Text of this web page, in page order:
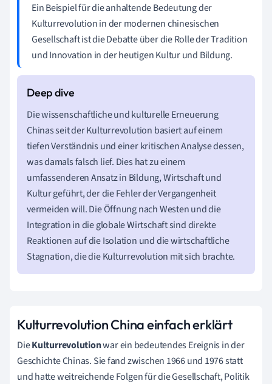
Ein Beispiel für die anhaltende Bedeutung der
Kulturrevolution in der modernen chinesischen
Gesellschaft ist die Debatte über die Rolle der Tradition
und Innovation in der heutigen Kultur und Bildung.
Die wissenschaftliche und kulturelle Erneuerung
Chinas seit der Kulturrevolution basiert auf einem
tiefen Verständnis und einer kritischen Analyse dessen,
was damals falsch lief. Dies hat zu einem
umfassenderen Ansatz in Bildung, Wirtschaft und
Kultur geführt, der die Fehler der Vergangenheit
vermeiden will. Die Öffnung nach Westen und die
Integration in die globale Wirtschaft sind direkte
Reaktionen auf die Isolation und die wirtschaftliche
Stagnation, die die Kulturrevolution mit sich brachte.
Kulturrevolution China einfach erklärt
DieKulturrevolutionwar ein bedeutendes Ereignis in der
Geschichte Chinas. Sie fand zwischen 1966 und 1976 statt
und hatte weitreichende Folgen für die Gesellschaft, Politik